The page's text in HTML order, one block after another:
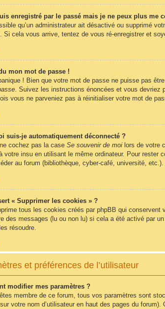
enregistré par le passé mais je ne peux plus me
qu’un administrateur ait désactivé ou supprimé
Si cela vous arrive, tentez de vous ré-enregistrer et
mon mot de passe !
! Bien que votre mot de passe ne puisse pas
. Suivez les instructions énoncées et vous devriez
vous ne parveniez pas à réinitialiser votre mot de
suis-je automatiquement déconnecté ?
cochez pas la case Se souvenir de moi lors de votre
votre insu en utilisant le même ordinateur. Pour rester
au forum (bibliothèque, cyber-café, université,
« Supprimer les cookies » ?
tous les cookies créés par phpBB qui
des messages (lu ou non lu) si cela a été activé par
résoudre.
et préférences de l’utilisateur
modifier mes paramètres ?
membre de ce forum, tous vos paramètres sont
votre nom d’utilisateur en haut des pages du